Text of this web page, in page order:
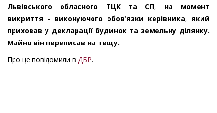
Львівського обласного ТЦК та СП, на момент
викриття - виконуючого обов'язки керівника, який
приховав у декларації будинок та земельну ділянку.
Майно він переписав на тещу.
Про це повідомили в ДБР.